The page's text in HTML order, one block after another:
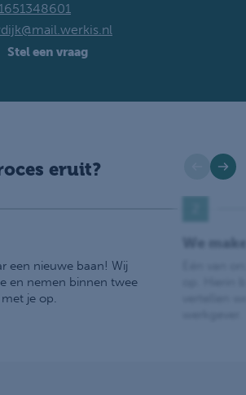
Stel een vraag
eruit?
een nieuwe baan! Wij
en nemen binnen twee
je op.
We